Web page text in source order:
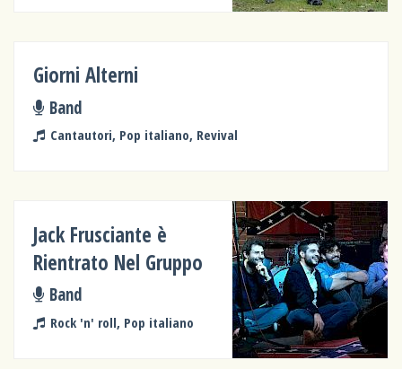
Giorni Alterni
Band
Cantautori, Pop italiano, Revival
Jack Frusciante è
Rientrato Nel Gruppo
Band
Rock 'n' roll, Pop italiano